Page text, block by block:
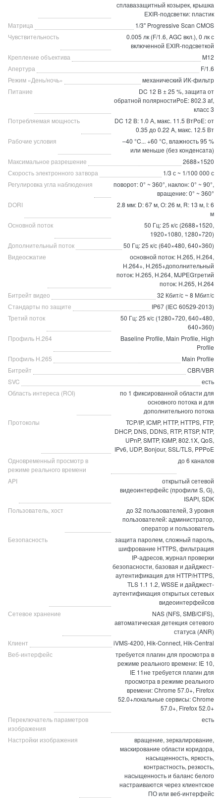
сплавазащитный козырек, крышка
EXIR-подсветки: пластик
Матрица
1/3" Progressive Scan CMOS
Чувствительность
0.005 лк (F/1.6, AGC вкл.), 0 лк с
включенной EXIR-подсветкой
Крепление объектива
M12
Апертура
F/1.6
Режим «День/ночь»
механический ИК-фильтр
Питание
DC 12 В ± 25 %, защита от
обратной полярностиPoE: 802.3 af,
класс 3
Потребляемая мощность
DC 12 В: 1.0 А, макс. 11.5 ВтPoE: от
0.35 до 0.22 A, макс. 12.5 Вт
Рабочие условия
–40 °C... +60 °C, влажность 95 %
или меньше (без конденсата)
Максимальное разрешение
2688×1520
Скорость электронного затвора
1/3 с ~ 1/100 000 с
Регулировка угла наблюдения
поворот: 0° ~ 360°, наклон: 0° ~ 90°,
вращение: 0° ~ 360°
DORI
2.8 мм: D: 67 м, O: 26 м, R: 13 м, I: 6
м
Основной поток
50 Гц: 25 к/с (2688×1520,
1920×1080, 1280×720)
Дополнительный поток
50 Гц: 25 к/с (640×480, 640×360)
Видеосжатие
основной поток: H.265, H.264,
H.264+, H.265+дополнительный
поток: H.265, H.264, MJPEGтретий
поток: H.265, H.264
Битрейт видео
32 Кбит/с ~ 8 Мбит/с
Стандарты по защите
IP67 (IEC 60529-2013)
Третий поток
50 Гц: 25 к/с (1280×720, 640×480,
640×360)
Профиль H.264
Baseline Profile, Main Profile, High
Profile
Профиль H.265
Main Profile
Битрейт
CBR/VBR
SVC
есть
Область интереса (ROI)
по 1 фиксированной области для
основного потока и для
дополнительного потока
Протоколы
TCP/IP, ICMP, HTTP, HTTPS, FTP,
DHCP, DNS, DDNS, RTP, RTSP, NTP,
UPnP, SMTP, IGMP, 802.1X, QoS,
IPv6, UDP, Bonjour, SSL/TLS, PPPoE
Одновременный просмотр в
режиме реального времени
до 6 каналов
API
открытый сетевой
видеоинтерфейс (профили S, G),
ISAPI, SDK
Пользователь, хост
до 32 пользователей, 3 уровня
пользователей: администратор,
оператор и пользователь
Безопасность
защита паролем, сложный пароль,
шифрование HTTPS, фильтрация
IP-адресов, журнал проверки
безопасности, базовая и дайджест-
аутентификация для HTTP/HTTPS,
TLS 1.1 1.2, WSSE и дайджест-
аутентификация открытых сетевых
видеоинтерфейсов
Сетевое хранение
NAS (NFS, SMB/CIFS),
автоматическая детекция сетевого
статуса (ANR)
Клиент
iVMS-4200, Hik-Connect, Hik-Central
Веб-интерфейс
требуется плагин для просмотра в
режиме реального времени: IE 10,
IE 11не требуется плагин для
просмотра в режиме реального
времени: Chrome 57.0+, Firefox
52.0+локальные сервисы: Chrome
57.0+, Firefox 52.0+
Переключатель параметров
изображения
есть
Настройки изображения
вращение, зеркалирование,
маскирование области коридора,
насыщенность, яркость,
контрастность, резкость,
насыщенность и баланс белого
настраиваются через клиентское
ПО или веб-интерфейс